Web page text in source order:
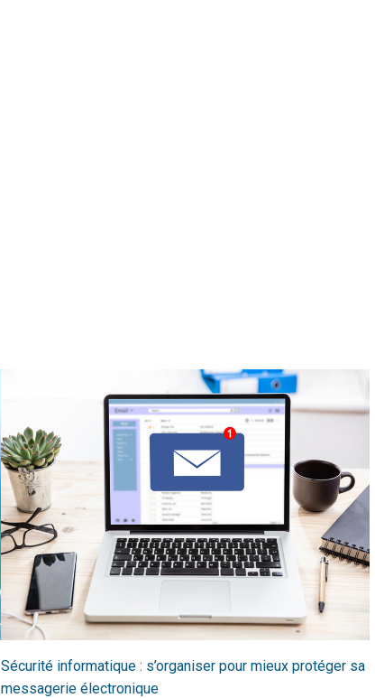
Sécurité informatique : s’organiser pour mieux protéger sa
messagerie électronique